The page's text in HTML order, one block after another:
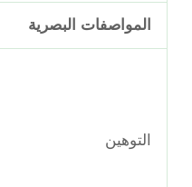
المواصفات البصرية
التوهين